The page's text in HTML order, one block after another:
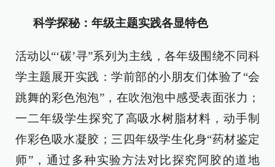
科学探秘：年级主题实践各显特色
活动以“‘碳’寻”系列为主线，各年级围绕不同科
学主题展开实践：学前部的小朋友们体验了“会
跳舞的彩色泡泡”，在吹泡泡中感受表面张力；
一二年级学生探究了高吸水树脂材料，动手制
作彩色吸水凝胶；三四年级学生化身“药材鉴定
师”，通过多种实验方法对比探究阿胶的道地